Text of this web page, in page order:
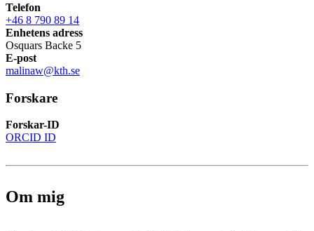
Telefon
+46 8 790 89 14
Enhetens adress
Osquars Backe 5
E-post
malinaw@kth.se
Forskare
Forskar-ID
ORCID ID
Om mig